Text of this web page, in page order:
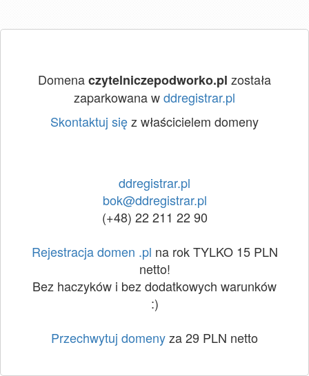
Domenaczytelniczepodworko.pl została
zaparkowana wddregistrar.pl
Skontaktuj sięz właścicielem domeny
ddregistrar.pl
bok@ddregistrar.pl
(+48) 22 211 22 90
Rejestracja domen .pl na rok TYLKO 15 PLN
netto!
Bez haczyków i bez dodatkowych warunków
:)
Przechwytuj domenyza 29 PLN netto